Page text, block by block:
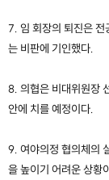
7. 임 회장의 퇴진은
는 비판에 기인했다.
8. 의협은 비대위원장
안에 치를 예정이다.
9. 여야의정 협의체의
을 높이기 어려운 상황